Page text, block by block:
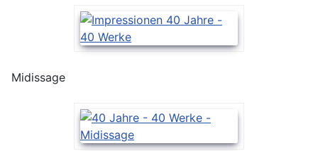
Midissage